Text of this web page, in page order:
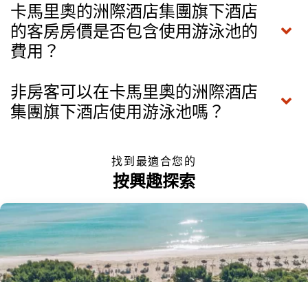
卡馬里奧的洲際酒店集團旗下酒店
的客房房價是否包含使用游泳池的
費用？
非房客可以在卡馬里奧的洲際酒店
集團旗下酒店使用游泳池嗎？
找到最適合您的
按興趣探索